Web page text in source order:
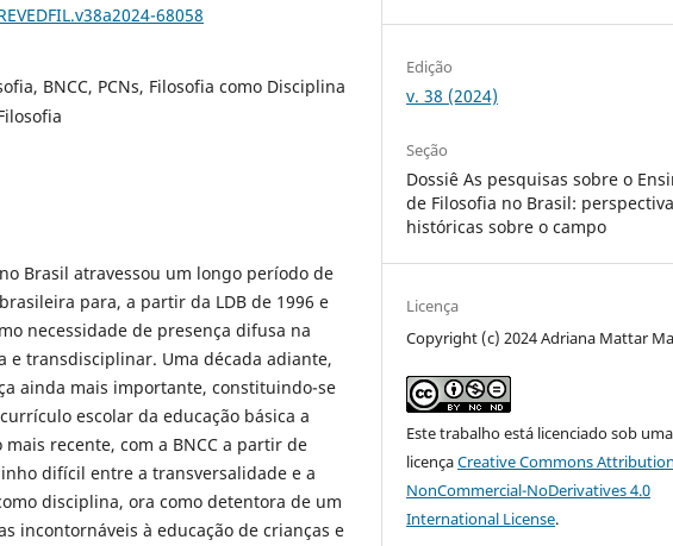
68058
BNCC, PCNs, Filosofia como Disciplina
Brasil atravessou um longo período de
para, a partir da LDB de 1996 e
necessidade de presença difusa na
e transdisciplinar. Uma década adiante,
ainda mais importante, constituindo-se
escolar da educação básica a
recente, com a BNCC a partir de
difícil entre a transversalidade e a
disciplina, ora como detentora de um
incontornáveis à educação de crianças e
Edição
v. 38 (2024)
Seção
Dossiê As pesquisas sobre o
de Filosofia no Brasil:
históricas sobre o campo
Licença
Copyright (c) 2024 Adriana Mattar
Este trabalho está licenciado sob uma
licençaCreative Commons
NonCommercial-NoDerivatives 4.0
International License.